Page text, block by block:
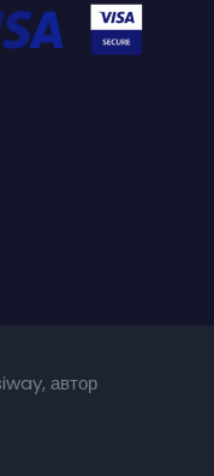
автор